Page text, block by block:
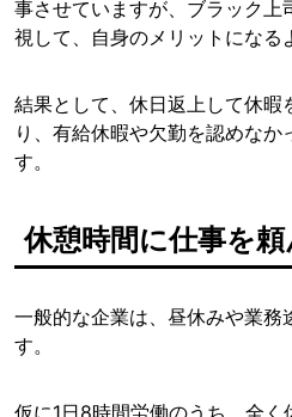
事させていますが、ブラック上
視して、自身のメリットになる
結果として、休日返上して休暇
り、有給休暇や欠勤を認めなか
す。
休憩時間に仕事を
一般的な企業は、昼休みや業務
す。